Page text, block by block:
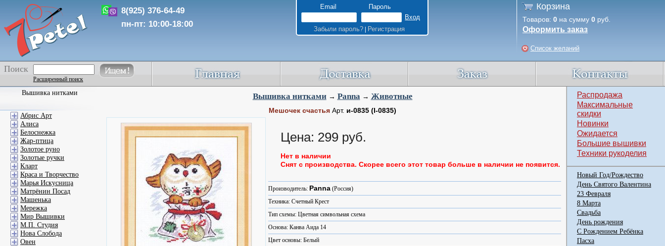
8(925) 376-64-49
пн-пт: 10:00-18:00
Email Пароль
Забыли пароль?| Регистрация
Корзина
Товаров: 0 на сумму 0 руб.
Оформить заказ
Список желаний
Поиск
Расширенный поиск
Вышивка нитками→ Panna → Животные
Мешочек счастья Арт. и-0835 (I-0835)
Цена: 299 руб.
Нет в наличии
Снят с производства. Скорее всего этот товар больше в наличии не появится.
Производитель: Panna (Россия)
Техника: Счетный Крест
Тип схемы: Цветная символьная схема
Основа: Канва Аида 14
Цвет основы: Белый
Вышивка нитками
Абрис Арт
Алиса
Белоснежка
Жар-птица
Золотое руно
Золотые ручки
Кларт
Краса и Творчество
Марья Искусница
Матрёнин Посад
Машенька
Мережка
Мир Вышивки
М.П. Студия
Нова Слобода
Овен
Распродажа
Максимальные
скидки
Новинки
Ожидается
Большие вышивки
Техники рукоделия
Новый Год/Рождество
День Святого Валентина
23 Февраля
8 Марта
Свадьба
День рождения
С Рождением Ребёнка
Пасха